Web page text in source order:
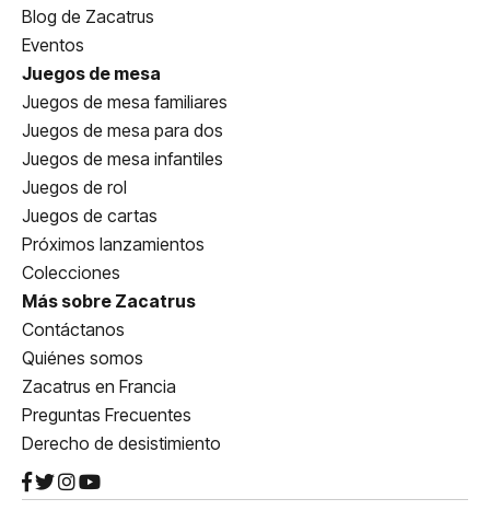
Blog de Zacatrus
Eventos
Juegos de mesa
Juegos de mesa familiares
Juegos de mesa para dos
Juegos de mesa infantiles
Juegos de rol
Juegos de cartas
Próximos lanzamientos
Colecciones
Más sobre Zacatrus
Contáctanos
Quiénes somos
Zacatrus en Francia
Preguntas Frecuentes
Derecho de desistimiento